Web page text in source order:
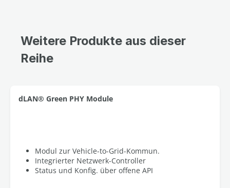
Weitere Produkte aus dieser
Reihe
dLAN® Green PHY Module
Modul zur Vehicle-to-Grid-Kommun.
Integrierter Netzwerk-Controller
Status und Konfig. über offene API